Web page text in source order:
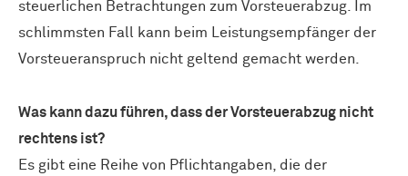
steuerlichen Betrachtungen zum Vorsteuerabzug. Im
schlimmsten Fall kann beim Leistungsempfänger der
Vorsteueranspruch nicht geltend gemacht werden.
Was kann dazu führen, dass der Vorsteuerabzug nicht
rechtens ist?
Es gibt eine Reihe von Pflichtangaben, die der